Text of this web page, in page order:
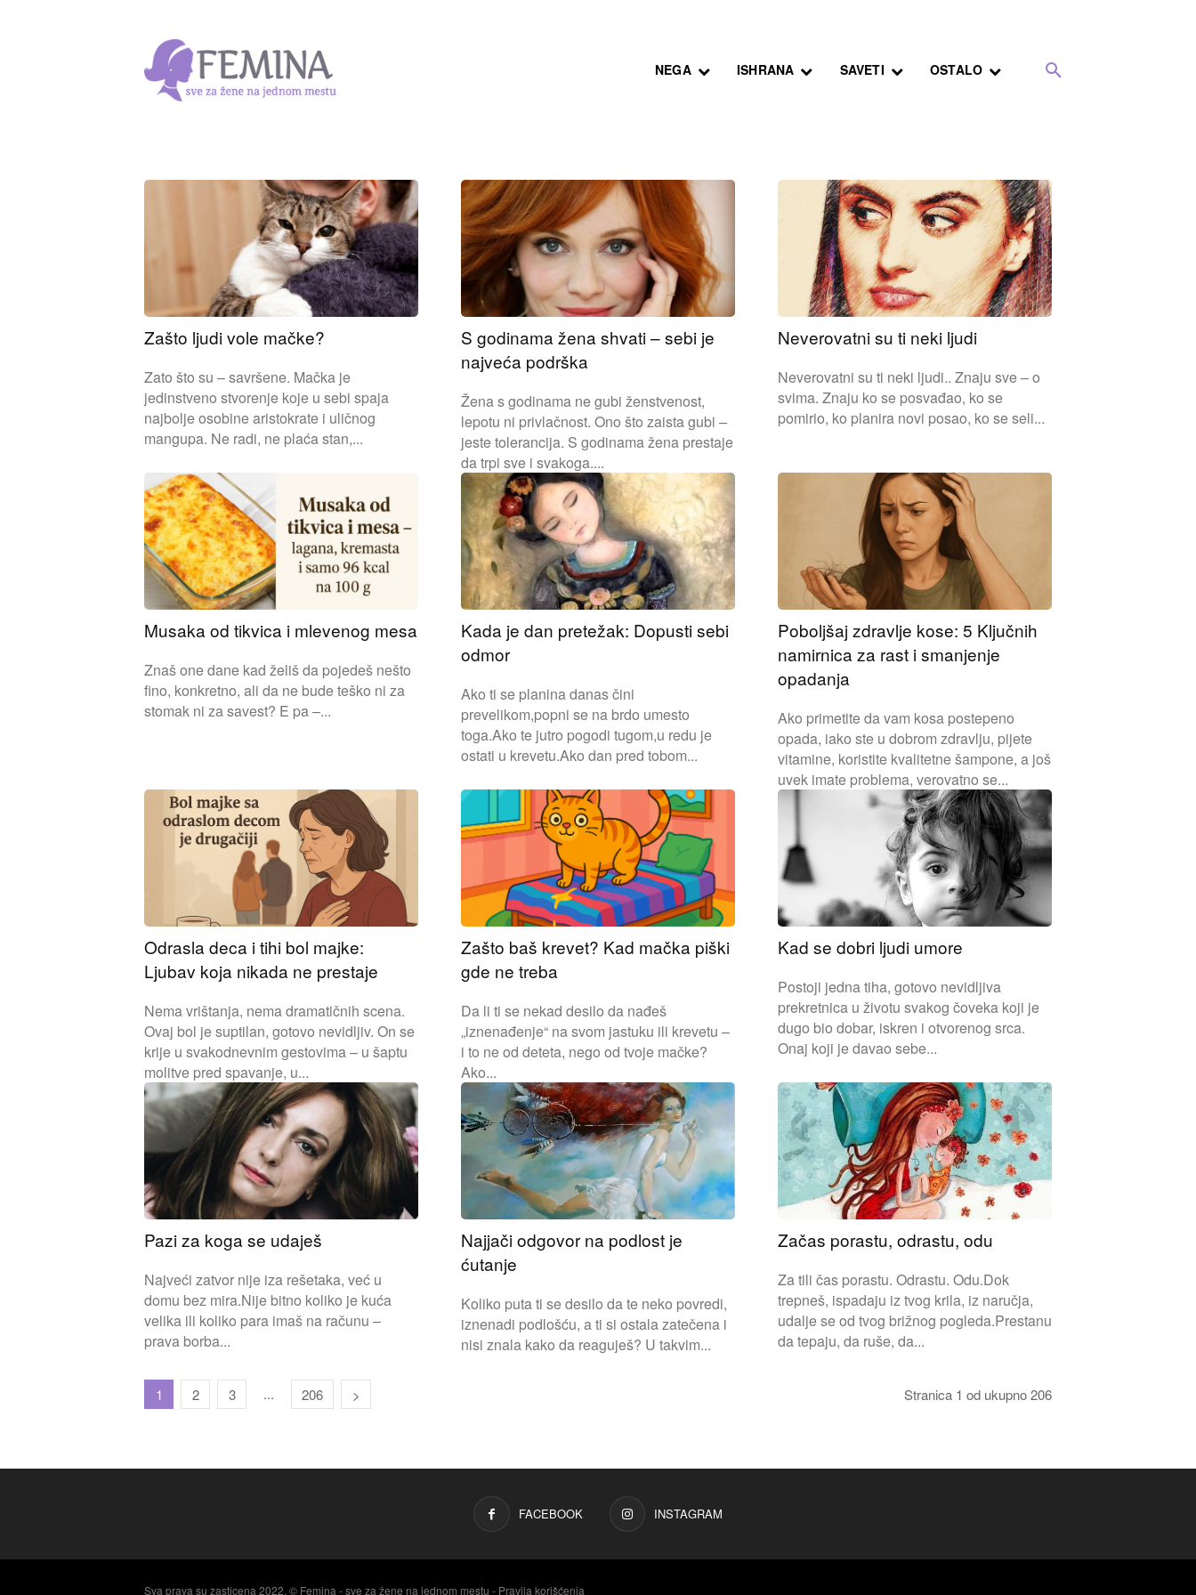
NEGA ISHRANA SAVETI OSTALO
Zašto ljudi vole mačke?
Zato što su – savršene. Mačka je
jedinstveno stvorenje koje u sebi spaja
najbolje osobine aristokrate i uličnog
mangupa. Ne radi, ne plaća stan,...
S godinama žena shvati – sebi je
najveća podrška
Žena s godinama ne gubi ženstvenost,
lepotu ni privlačnost. Ono što zaista gubi –
jeste tolerancija. S godinama žena prestaje
da trpi sve i svakoga....
Neverovatni su ti neki ljudi
Neverovatni su ti neki ljudi.. Znaju sve – o
svima. Znaju ko se posvađao, ko se
pomirio, ko planira novi posao, ko se seli...
Musaka od tikvica i mlevenog mesa
Znaš one dane kad želiš da pojedeš nešto
fino, konkretno, ali da ne bude teško ni za
stomak ni za savest? E pa –...
Kada je dan pretežak: Dopusti sebi
odmor
Ako ti se planina danas čini
prevelikom,popni se na brdo umesto
toga.Ako te jutro pogodi tugom,u redu je
ostati u krevetu.Ako dan pred tobom...
Poboljšaj zdravlje kose: 5 Ključnih
namirnica za rast i smanjenje
opadanja
Ako primetite da vam kosa postepeno
opada, iako ste u dobrom zdravlju, pijete
vitamine, koristite kvalitetne šampone, a još
uvek imate problema, verovatno se...
Odrasla deca i tihi bol majke:
Ljubav koja nikada ne prestaje
Nema vrištanja, nema dramatičnih scena.
Ovaj bol je suptilan, gotovo nevidljiv. On se
krije u svakodnevnim gestovima – u šaptu
molitve pred spavanje, u...
Zašto baš krevet? Kad mačka piški
gde ne treba
Da li ti se nekad desilo da nađeš
„iznenađenje“ na svom jastuku ili krevetu –
i to ne od deteta, nego od tvoje mačke?
Ako...
Kad se dobri ljudi umore
Postoji jedna tiha, gotovo nevidljiva
prekretnica u životu svakog čoveka koji je
dugo bio dobar, iskren i otvorenog srca.
Onaj koji je davao sebe...
Pazi za koga se udaješ
Najveći zatvor nije iza rešetaka, već u
domu bez mira.Nije bitno koliko je kuća
velika ili koliko para imaš na računu –
prava borba...
Najjači odgovor na podlost je
ćutanje
Koliko puta ti se desilo da te neko povredi,
iznenadi podlošću, a ti si ostala zatečena i
nisi znala kako da reaguješ? U takvim...
Začas porastu, odrastu, odu
Za tili čas porastu. Odrastu. Odu.Dok
trepneš, ispadaju iz tvog krila, iz naručja,
udalje se od tvog brižnog pogleda.Prestanu
da tepaju, da ruše, da...
1 2 3 ... 206 Stranica 1 od ukupno 206
FACEBOOK INSTAGRAM
Sva prava su zasticena 2022. © Femina - sve za žene na jednom mestu - Pravila korišćenja